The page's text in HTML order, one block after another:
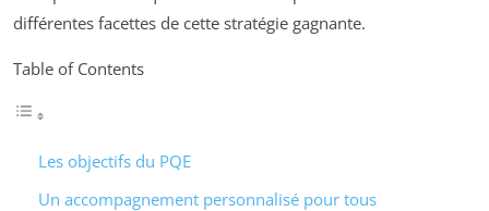
différentes facettes de cette stratégie gagnante.
Table of Contents
Les objectifs du PQE
Un accompagnement personnalisé pour tous